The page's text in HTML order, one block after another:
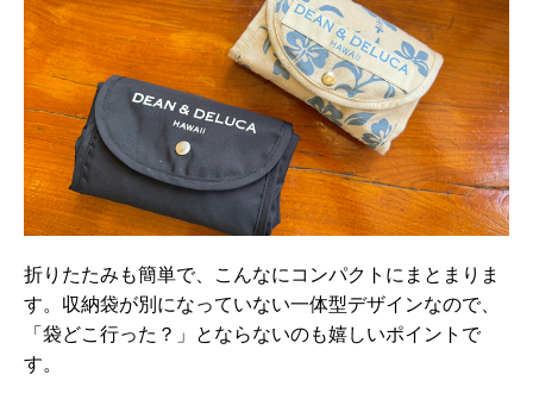
折りたたみも簡単で、こんなにコンパクトにまとまりま
す。収納袋が別になっていない一体型デザインなので、
「袋どこ行った？」とならないのも嬉しいポイントで
す。